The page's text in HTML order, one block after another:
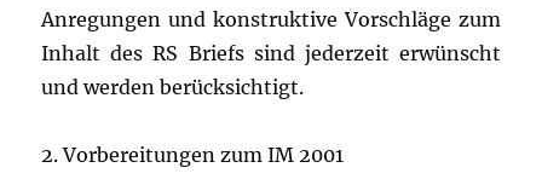
Anregungen und konstruktive Vorschläge zum
Inhalt des RS Briefs sind jederzeit erwünscht
und werden berücksichtigt.
2. Vorbereitungen zum IM 2001